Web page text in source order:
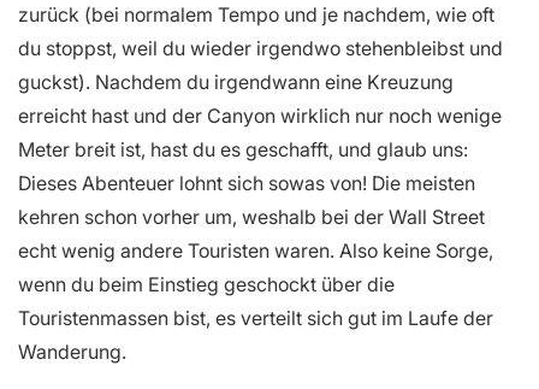
zurück (bei normalem Tempo und je nachdem, wie oft
du stoppst, weil du wieder irgendwo stehenbleibst und
guckst). Nachdem du irgendwann eine Kreuzung
erreicht hast und der Canyon wirklich nur noch wenige
Meter breit ist, hast du es geschafft, und glaub uns:
Dieses Abenteuer lohnt sich sowas von! Die meisten
kehren schon vorher um, weshalb bei der Wall Street
echt wenig andere Touristen waren. Also keine Sorge,
wenn du beim Einstieg geschockt über die
Touristenmassen bist, es verteilt sich gut im Laufe der
Wanderung.